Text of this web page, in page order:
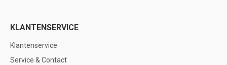
KLANTENSERVICE
Klantenservice
Service & Contact